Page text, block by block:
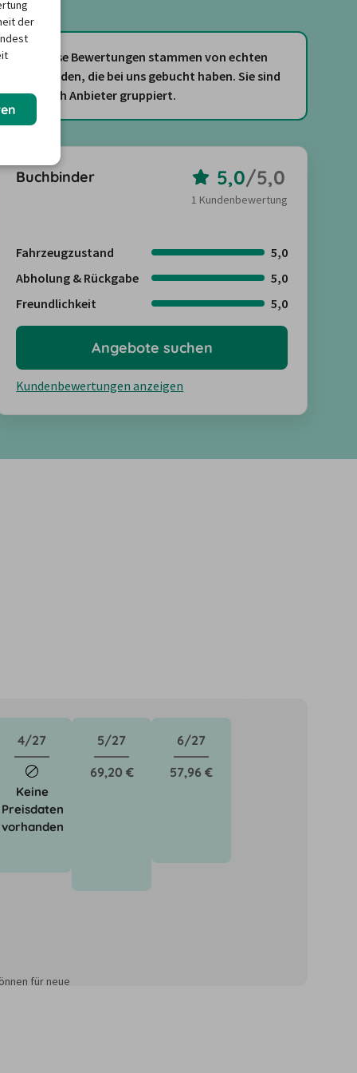
Diese Bewertungen stammen von echten
Kunden, die bei uns gebucht haben. Sie sind
nach Anbieter gruppiert.
Buchbinder 5,0/5,0
1 Kundenbewertung
Fahrzeugzustand
5,0
Abholung & Rückgabe
5,0
Freundlichkeit
5,0
Kundenbewertungen anzeigen
Angebote suchen
4/27
Keine
Preisdaten
vorhanden
5/27
69,20 €
6/27
57,96 €
für neue
der